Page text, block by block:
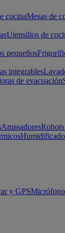
cocinaMesas de
Utensilios de
pequeños
integrables
de evacuación
Amasadores
y GPS